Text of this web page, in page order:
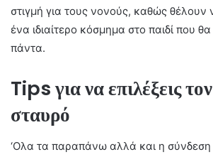
στιγμή για τους νονούς, καθώς
ένα ιδιαίτερο κόσμημα στο παιδί που
πάντα.
Tips για να επιλέξεις
σταυρό
‘Ολα τα παραπάνω αλλά και η σύνδεση